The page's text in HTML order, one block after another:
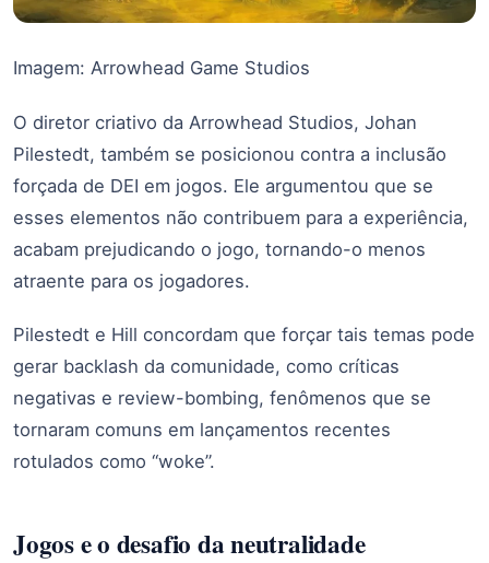
Imagem: Arrowhead Game Studios
O diretor criativo da Arrowhead Studios, Johan
Pilestedt, também se posicionou contra a inclusão
forçada de DEI em jogos. Ele argumentou que se
esses elementos não contribuem para a experiência,
acabam prejudicando o jogo, tornando-o menos
atraente para os jogadores.
Pilestedt e Hill concordam que forçar tais temas pode
gerar backlash da comunidade, como críticas
negativas e review-bombing, fenômenos que se
tornaram comuns em lançamentos recentes
rotulados como “woke”.
Jogos e o desafio da neutralidade